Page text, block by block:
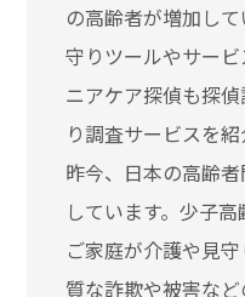
の高齢者が増加し
守りツールやサー
ニアケア探偵も探
り調査サービスを
昨今、日本の高齢
しています。少子
ご家庭が介護や見
質な詐欺や被害な